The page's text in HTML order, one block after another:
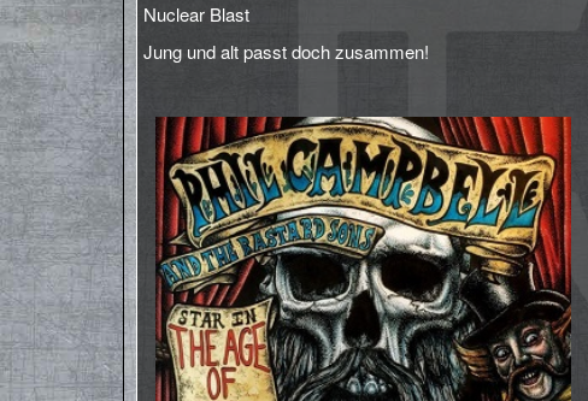
Nuclear Blast
Jung und alt passt doch zusammen!